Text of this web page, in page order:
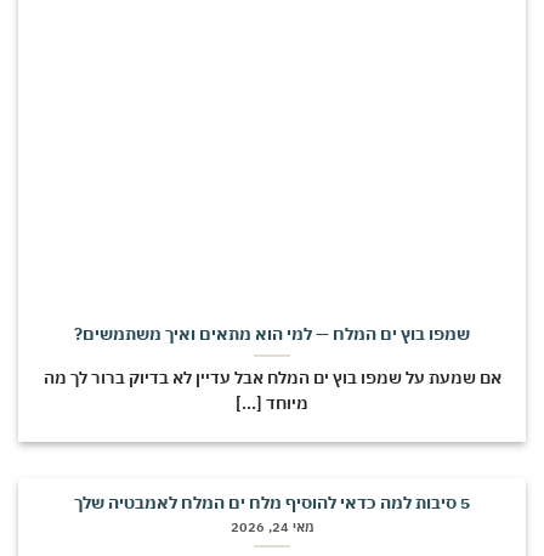
שמפו בוץ ים המלח — למי הוא מתאים ואיך משתמשים?
אם שמעת על שמפו בוץ ים המלח אבל עדיין לא בדיוק ברור לך מה
מיוחד [...]